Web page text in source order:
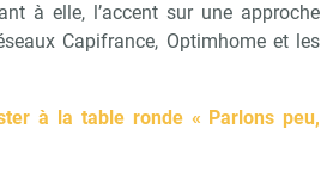
à elle, l’accent sur une approche
Capifrance, Optimhome et les
à la table ronde « Parlons peu,